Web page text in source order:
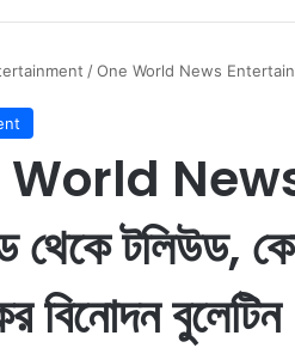
/One World News
World
থেকে টলিউড,
বিনোদন বুলেটিন